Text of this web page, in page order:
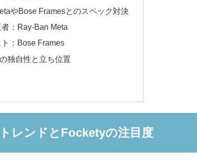
やBose Framesとのスペック対決
：Ray-Ban Meta
：Bose Frames
独自性と立ち位置
レンドとFocketyの注目度